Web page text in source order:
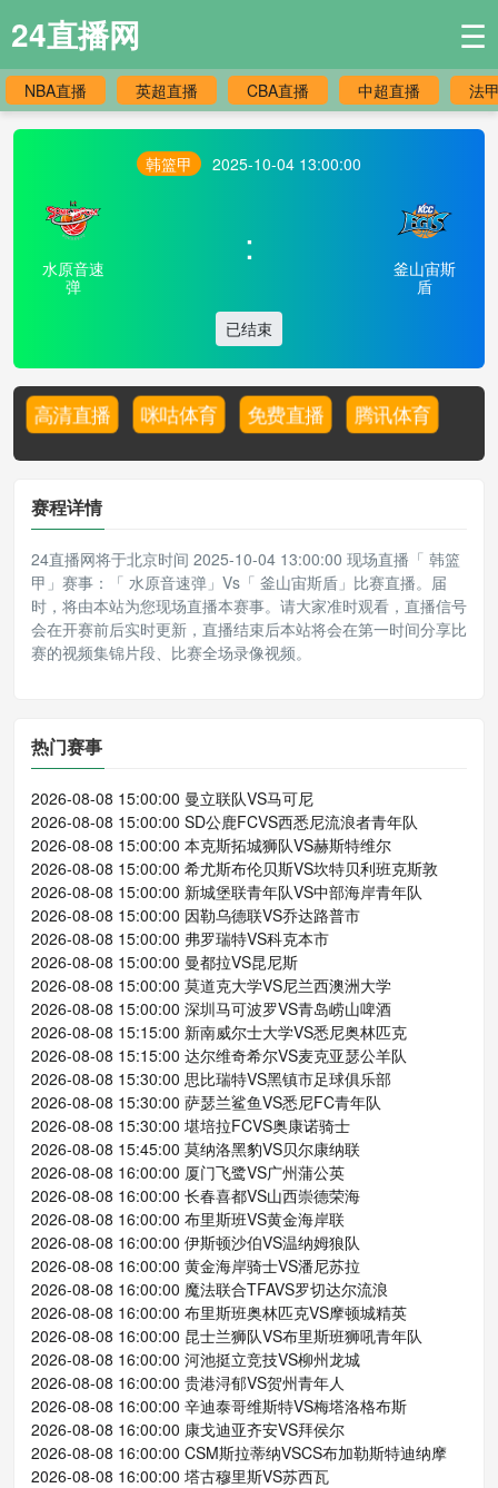
24直播网 ☰
NBA直播 英超直播 CBA直播 中超直播 法
韩篮甲 2025-10-04 13:00:00
水原音速
弹
:
釜山宙斯
盾
已结束
高清直播 咪咕体育 免费直播 腾讯体育
赛程详情
24直播网将于北京时间 2025-10-04 13:00:00 现场直播「 韩篮
甲」赛事：「 水原音速弹」Vs「 釜山宙斯盾」比赛直播。届
时，将由本站为您现场直播本赛事。请大家准时观看，直播信号
会在开赛前后实时更新，直播结束后本站将会在第一时间分享比
赛的视频集锦片段、比赛全场录像视频。
热门赛事
2026-08-08 15:00:00 曼立联队VS马可尼
2026-08-08 15:00:00 SD公鹿FCVS西悉尼流浪者青年队
2026-08-08 15:00:00 本克斯拓城狮队VS赫斯特维尔
2026-08-08 15:00:00 希尤斯布伦贝斯VS坎特贝利班克斯敦
2026-08-08 15:00:00 新城堡联青年队VS中部海岸青年队
2026-08-08 15:00:00 因勒乌德联VS乔达路普市
2026-08-08 15:00:00 弗罗瑞特VS科克本市
2026-08-08 15:00:00 曼都拉VS昆尼斯
2026-08-08 15:00:00 莫道克大学VS尼兰西澳洲大学
2026-08-08 15:00:00 深圳马可波罗VS青岛崂山啤酒
2026-08-08 15:15:00 新南威尔士大学VS悉尼奥林匹克
2026-08-08 15:15:00 达尔维奇希尔VS麦克亚瑟公羊队
2026-08-08 15:30:00 思比瑞特VS黑镇市足球俱乐部
2026-08-08 15:30:00 萨瑟兰鲨鱼VS悉尼FC青年队
2026-08-08 15:30:00 堪培拉FCVS奥康诺骑士
2026-08-08 15:45:00 莫纳洛黑豹VS贝尔康纳联
2026-08-08 16:00:00 厦门飞鹭VS广州蒲公英
2026-08-08 16:00:00 长春喜都VS山西崇德荣海
2026-08-08 16:00:00 布里斯班VS黄金海岸联
2026-08-08 16:00:00 伊斯顿沙伯VS温纳姆狼队
2026-08-08 16:00:00 黄金海岸骑士VS潘尼苏拉
2026-08-08 16:00:00 魔法联合TFAVS罗切达尔流浪
2026-08-08 16:00:00 布里斯班奥林匹克VS摩顿城精英
2026-08-08 16:00:00 昆士兰狮队VS布里斯班狮吼青年队
2026-08-08 16:00:00 河池挺立竞技VS柳州龙城
2026-08-08 16:00:00 贵港浔郁VS贺州青年人
2026-08-08 16:00:00 辛迪泰哥维斯特VS梅塔洛格布斯
2026-08-08 16:00:00 康戈迪亚齐安VS拜侯尔
2026-08-08 16:00:00 CSM斯拉蒂纳VSCS布加勒斯特迪纳摩
2026-08-08 16:00:00 塔古穆里斯VS苏西瓦